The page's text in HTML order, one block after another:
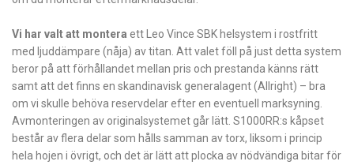
Vi har valt att montera ett Leo Vince SBK helsystem i rostfritt
med ljuddämpare (nåja) av titan. Att valet föll på just detta system
beror på att förhållandet mellan pris och prestanda känns rätt
samt att det finns en skandinavisk generalagent (Allright) – bra
om vi skulle behöva reservdelar efter en eventuell marksyning.
Avmonteringen av originalsystemet går lätt. S1000RR:s kåpset
består av flera delar som hålls samman av torx, liksom i princip
hela hojen i övrigt, och det är lätt att plocka av nödvändiga bitar för